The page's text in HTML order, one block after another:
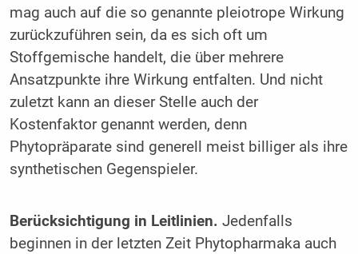
mag auch auf die so genannte pleiotrope Wirkung
zurückzuführen sein, da es sich oft um
Stoffgemische handelt, die über mehrere
Ansatzpunkte ihre Wirkung entfalten. Und nicht
zuletzt kann an dieser Stelle auch der
Kostenfaktor genannt werden, denn
Phytopräparate sind generell meist billiger als ihre
synthetischen Gegenspieler.
Berücksichtigung in Leitlinien. Jedenfalls
beginnen in der letzten Zeit Phytopharmaka auch